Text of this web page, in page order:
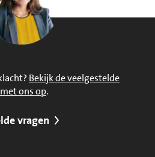
Bekijk de veelgestelde
ons op.
vragen